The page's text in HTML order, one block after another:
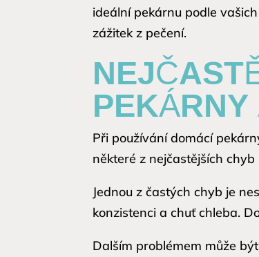
ideální pekárnu podle
zážitek z pečení.
Při používání domácí
některé z nejčastějších
Jednou z častých chyb je
konzistenci a chuť chleba.
Dalším problémem může